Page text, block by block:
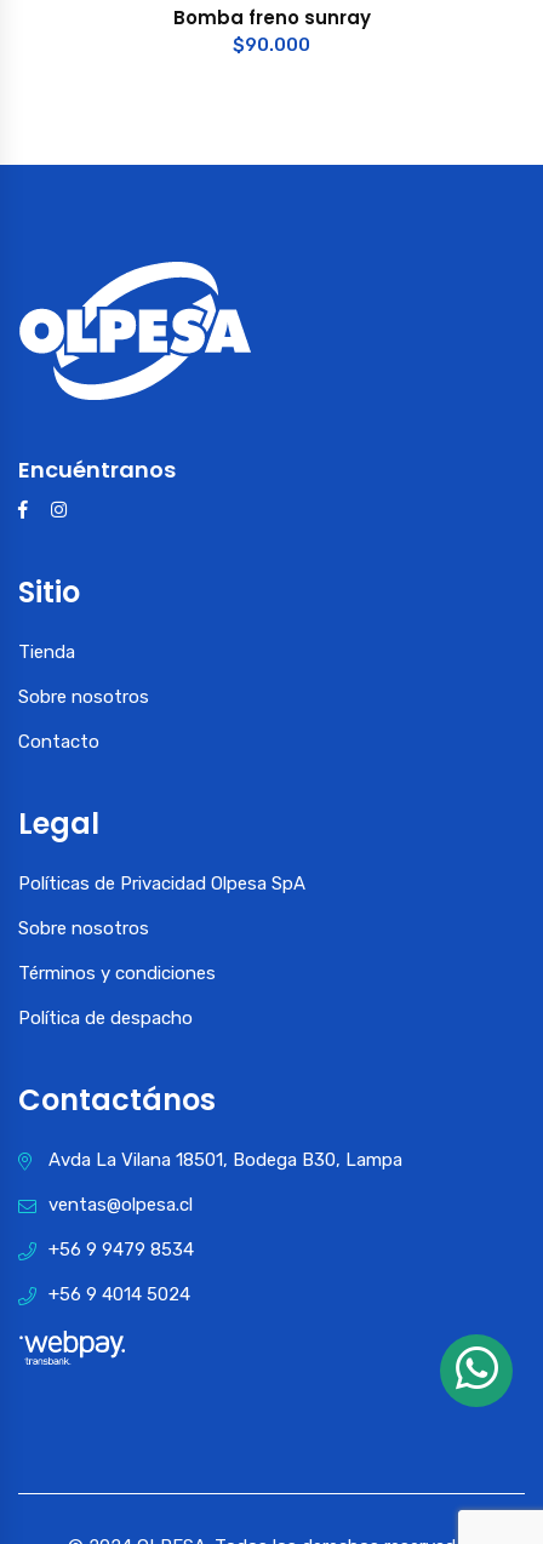
Bomba freno sunray
$90.000
Encuéntranos
Sitio
Tienda
Sobre nosotros
Contacto
Legal
Políticas de Privacidad Olpesa SpA
Sobre nosotros
Términos y condiciones
Política de despacho
Contactános
Avda La Vilana 18501, Bodega B30, Lampa
ventas@olpesa.cl
+56 9 9479 8534
+56 9 4014 5024